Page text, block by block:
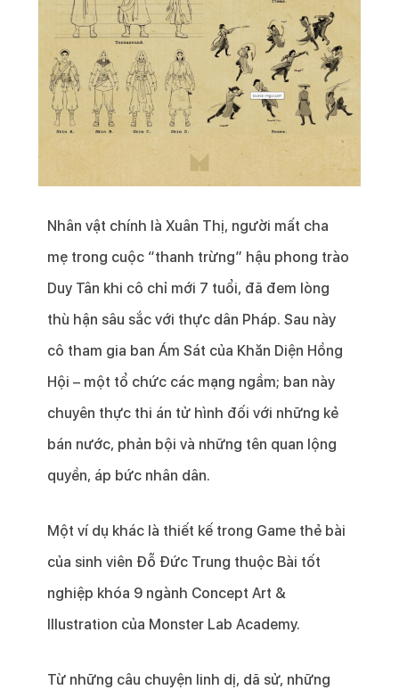
Nhân vật chính là Xuân Thị, người mất cha
mẹ trong cuộc “thanh trừng” hậu phong trào
Duy Tân khi cô chỉ mới 7 tuổi, đã đem lòng
thù hận sâu sắc với thực dân Pháp. Sau này
cô tham gia ban Ám Sát của Khăn Diện Hồng
Hội – một tổ chức các mạng ngầm; ban này
chuyên thực thi án tử hình đối với những kẻ
bán nước, phản bội và những tên quan lộng
quyền, áp bức nhân dân.
Một ví dụ khác là thiết kế trong Game thẻ bài
của sinh viên Đỗ Đức Trung thuộc Bài tốt
nghiệp khóa 9 ngành Concept Art &
Illustration của Monster Lab Academy.
Từ những câu chuyện linh dị, dã sử, những